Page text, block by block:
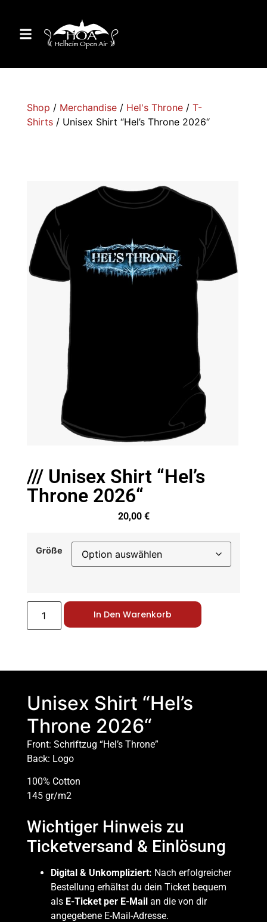
Shop / Merchandise/ Hel's Throne/ T-
Shirts/ Unisex Shirt “Hel’s Throne 2026“
/// Unisex Shirt “Hel’s
Throne 2026“
20,00 €
Größe
In Den Warenkorb
Unisex Shirt “Hel’s
Throne 2026“
Front: Schriftzug “Hel’s Throne”
Back: Logo
100% Cotton
145 gr/m2
Wichtiger Hinweis zu
Ticketversand & Einlösung
Digital & Unkompliziert: Nach erfolgreicher
Bestellung erhältst du dein Ticket bequem
als E-Ticket per E-Mailan die von dir
angegebene E-Mail-Adresse.